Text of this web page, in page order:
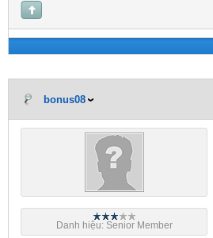
bonus08
Danh hiệu: Senior Member